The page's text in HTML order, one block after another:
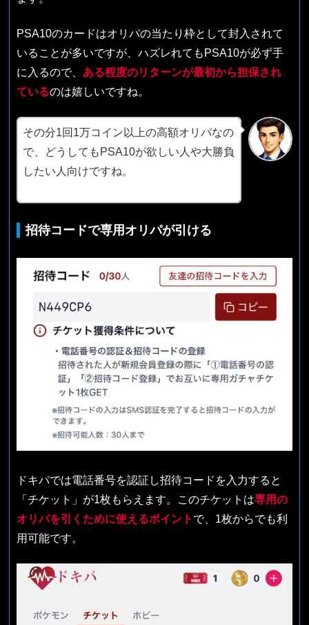
PSA10のカードはオリパの当たり枠として封入されて
いることが多いですが、ハズレれてもPSA10が必ず手
に入るので、 ある程度のリターンが最初から担保され
ているのは嬉しいですね。
その分1回1万コイン以上の高額オリパなの
で、どうしてもPSA10が欲しい人や大勝負
したい人向けですね。
招待コードで専用オリパが引ける
ドキパでは電話番号を認証し招待コードを入力すると
「チケット」が1枚もらえます。このチケットは専用の
オリパを引くために使えるポイント で、1枚からでも利
用可能です。